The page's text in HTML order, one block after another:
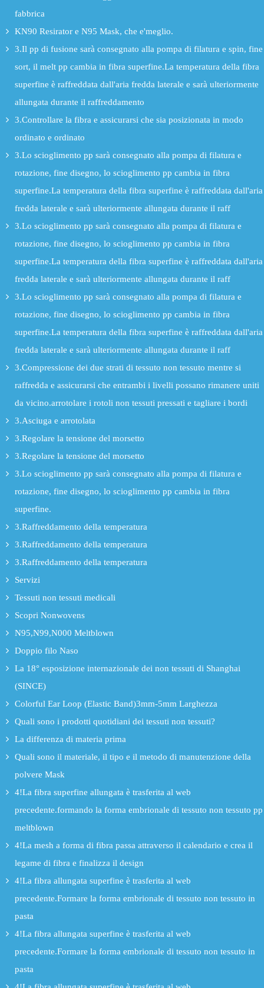
fabbrica
KN90 Resirator e N95 Mask, che e'meglio.
3.Il pp di fusione sarà consegnato alla pompa di filatura e spin, fine
sort, il melt pp cambia in fibra superfine.La temperatura della fibra
superfine è raffreddata dall'aria fredda laterale e sarà ulteriormente
allungata durante il raffreddamento
3.Controllare la fibra e assicurarsi che sia posizionata in modo
ordinato e ordinato
3.Lo scioglimento pp sarà consegnato alla pompa di filatura e
rotazione, fine disegno, lo scioglimento pp cambia in fibra
superfine.La temperatura della fibra superfine è raffreddata dall'aria
fredda laterale e sarà ulteriormente allungata durante il raff
3.Lo scioglimento pp sarà consegnato alla pompa di filatura e
rotazione, fine disegno, lo scioglimento pp cambia in fibra
superfine.La temperatura della fibra superfine è raffreddata dall'aria
fredda laterale e sarà ulteriormente allungata durante il raff
3.Lo scioglimento pp sarà consegnato alla pompa di filatura e
rotazione, fine disegno, lo scioglimento pp cambia in fibra
superfine.La temperatura della fibra superfine è raffreddata dall'aria
fredda laterale e sarà ulteriormente allungata durante il raff
3.Compressione dei due strati di tessuto non tessuto mentre si
raffredda e assicurarsi che entrambi i livelli possano rimanere uniti
da vicino.arrotolare i rotoli non tessuti pressati e tagliare i bordi
3.Asciuga e arrotolata
3.Regolare la tensione del morsetto
3.Regolare la tensione del morsetto
3.Lo scioglimento pp sarà consegnato alla pompa di filatura e
rotazione, fine disegno, lo scioglimento pp cambia in fibra
superfine.
3.Raffreddamento della temperatura
3.Raffreddamento della temperatura
3.Raffreddamento della temperatura
Servizi
Tessuti non tessuti medicali
Scopri Nonwovens
N95,N99,N000 Meltblown
Doppio filo Naso
La 18° esposizione internazionale dei non tessuti di Shanghai
(SINCE)
Colorful Ear Loop (Elastic Band)3mm-5mm Larghezza
Quali sono i prodotti quotidiani dei tessuti non tessuti?
La differenza di materia prima
Quali sono il materiale, il tipo e il metodo di manutenzione della
polvere Mask
4!La fibra superfine allungata è trasferita al web
precedente.formando la forma embrionale di tessuto non tessuto pp
meltblown
4!La mesh a forma di fibra passa attraverso il calendario e crea il
legame di fibra e finalizza il design
4!La fibra allungata superfine è trasferita al web
precedente.Formare la forma embrionale di tessuto non tessuto in
pasta
4!La fibra allungata superfine è trasferita al web
precedente.Formare la forma embrionale di tessuto non tessuto in
pasta